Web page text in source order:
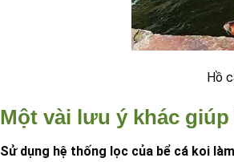
Hồ
Một vài lưu ý khác
Sử dụng hệ thống lọc của bể cá koi